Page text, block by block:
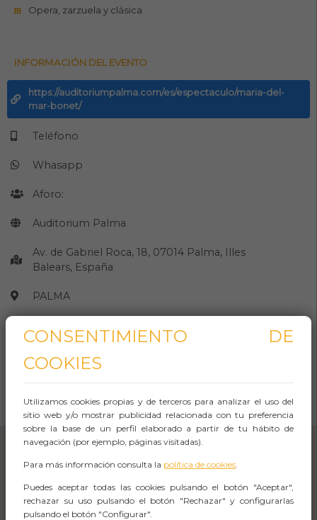
Opera, zarzuela y clásica
INFORMACIÓN DEL EVENTO
https://auditoriumpalma.com/es/espectaculo/maria-del-
mar-bonet/
Teléfono
Whasapp
Aforo:
Auditorium Palma
Av. de Gabriel Roca, 18, 07014 Palma, Illes
Balears, España
PALMA
CÓMO LLEGAR
Abrir Navegación
CONSENTIMIENTO DE
COOKIES
Utilizamos cookies propias y de terceros para analizar el uso del
sitio web y/o mostrar publicidad relacionada con tu preferencia
sobre la base de un perfil elaborado a partir de tu hábito de
navegación (por ejemplo, páginas visitadas).
Para más información consulta la política de cookies.
Puedes aceptar todas las cookies pulsando el botón "Aceptar",
rechazar su uso pulsando el botón "Rechazar" y configurarlas
pulsando el botón "Configurar".